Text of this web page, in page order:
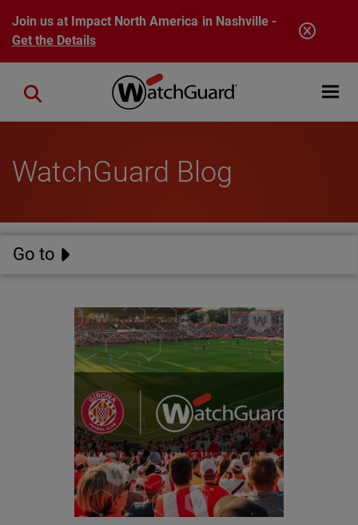
Skip to main content
Join us at Impact North America in Nashville -
Get the Details
Open
Close search
WatchGuard Blog
Go to